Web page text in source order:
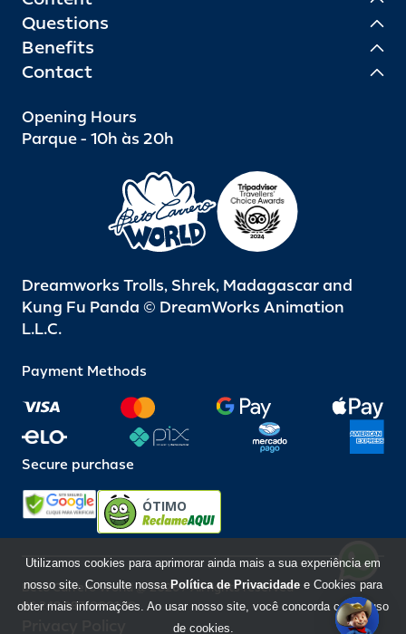
Questions
Benefits
Contact
Opening Hours
Parque - 10h às 20h
Dreamworks Trolls, Shrek, Madagascar and
Kung Fu Panda © DreamWorks Animation
L.L.C.
Payment Methods
Secure purchase
ÓTIMO
Beto Carrero World @ 2026 / All rights reserved
85.248.987/0001-10
Utilizamos cookies para aprimorar ainda mais a sua experiência em
nosso site. Consulte nossa Política de Privacidade e Cookies para
obter mais informações. Ao usar nosso site, você concorda com o uso
de cookies.